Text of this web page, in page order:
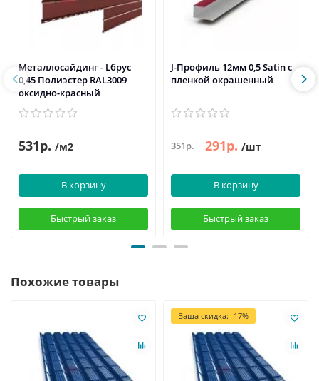
Металлосайдинг - Lбрус
0,45 Полиэстер RAL3009
оксидно-красный
531р. /м2
В корзину
Быстрый заказ
J-Профиль 12мм 0,5 Satin с
пленкой окрашенный
351р. 291р. /шт
В корзину
Быстрый заказ
Похожие товары
Ваша скидка: -17%